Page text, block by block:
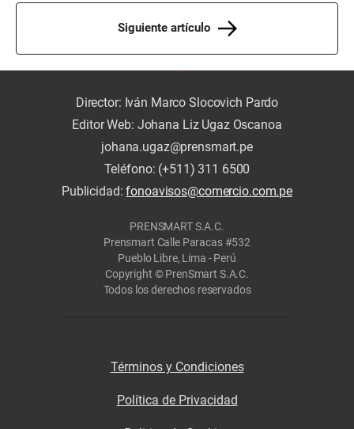
Siguiente artículo
Director: Iván Marco Slocovich Pardo
Editor Web: Johana Liz Ugaz Oscanoa
johana.ugaz@prensmart.pe
Teléfono: (+511) 311 6500
Publicidad:fonoavisos@comercio.com.pe
PRENSMART S.A.C.
Prensmart Calle Paracas #532
Pueblo Libre, Lima - Perú
Copyright © PrenSmart S.A.C.
Todos los derechos reservados
Términos y Condiciones
Política de Privacidad